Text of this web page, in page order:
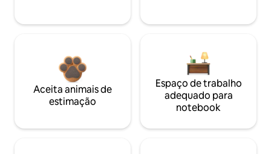
Aceita animais de
estimação
Espaço de trabalho
adequado para
notebook